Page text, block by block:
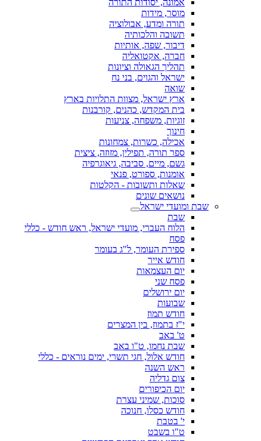
אמונה, יסודות התורה
מוסר, מידות
תורה ומדע, אבולוציה
תשובה והלכותיה
דיבור, שפה, אותיות
חברה, אקטואליה
תהליך הגאולה וציונות
ישראל והגוים, בני נח
שואה
ארץ ישראל, מצוות התלויות בארץ
בית המקדש, כהנים, קורבנות
זוגיות, משפחה, צניעות
חינוך
אכילה, כשרות, צמחונות
ספר תורה, תפילין, מזוזה, ציצית
גשם, מיים, סביבה, גיאוגרפיה
אומנות, ספורט, פנאי
שאלות ותשובות - הקלטות
נושאים שונים
שבת ומועדי ישראל
שבת
הלוח העברי, מועדי ישראל, ראש חודש - כללי
פסח
ספירת העומר, ל"ג בעומר
חודש אייר
יום העצמאות
פסח שני
יום ירושלים
שבועות
חודש תמוז
י"ז בתמוז, בין המצרים
ט' באב
שבת נחמו, ט"ו באב
חודש אלול, חגי תשרי, ימים נוראים - כללי
ראש השנה
צום גדליה
יום הכיפורים
סוכות, שמיני עצרת
חודש כסלו, חנוכה
י' בטבת
ט"ו בשבט